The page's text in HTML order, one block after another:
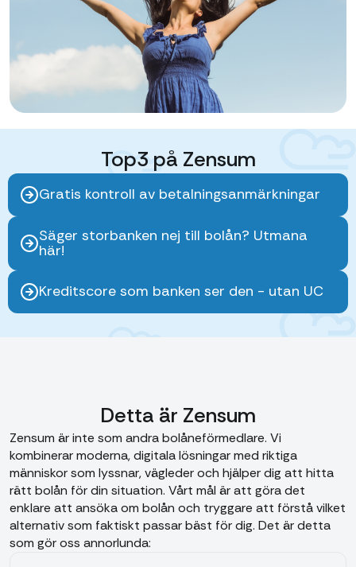
Top3 på Zensum
Gratis kontroll av betalningsanmärkningar
Säger storbanken nej till bolån? Utmana
här!
Kreditscore som banken ser den - utan UC
Detta är Zensum
Zensum är inte som andra bolåneförmedlare. Vi
kombinerar moderna, digitala lösningar med riktiga
människor som lyssnar, vägleder och hjälper dig att hitta
rätt bolån för din situation. Vårt mål är att göra det
enklare att ansöka om bolån och tryggare att förstå vilket
alternativ som faktiskt passar bäst för dig. Det är detta
som gör oss annorlunda: